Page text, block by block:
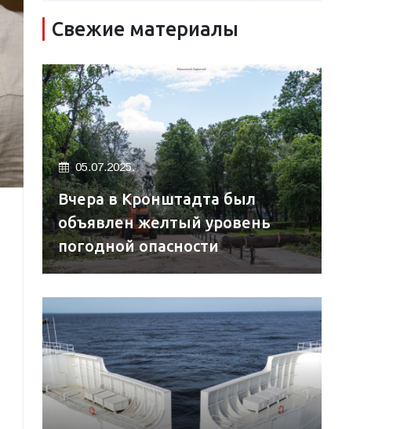
Свежие материалы
05.07.2025.
Вчера в Кронштадта был
объявлен желтый уровень
погодной опасности